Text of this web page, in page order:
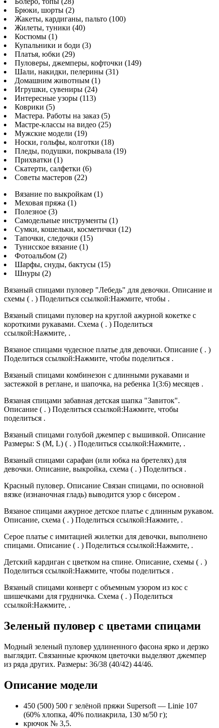
Брюки, шорты (2)
Жакеты, кардиганы, пальто (100)
Жилеты, туники (40)
Костюмы (1)
Купальники и боди (3)
Платья, юбки (29)
Пуловеры, джемперы, кофточки (149)
Шали, накидки, пелерины (31)
Домашним животным (1)
Игрушки, сувениры (24)
Интересные узоры (113)
Коврики (5)
Мастера. Работы на заказ (5)
Мастре-классы на видео (25)
Мужские модели (19)
Носки, гольфы, колготки (18)
Пледы, подушки, покрывала (19)
Прихватки (1)
Скатерти, салфетки (6)
Советы мастеров (22)
Вязание по выкройкам (1)
Меховая пряжа (1)
Полезное (3)
Самодельные инструменты (1)
Сумки, кошельки, косметички (12)
Тапочки, следочки (15)
Тунисское вязание (1)
Фотоальбом (2)
Шарфы, снуды, бактусы (15)
Шнуры (2)
Вязаный спицами пуловер "Лебедь" для девочки. Описание и
схемы ( . ) Поделиться ссылкой:Нажмите, чтобы .
Вязаный спицами пуловер на круглой ажурной кокетке с
короткими рукавами. Схема ( . ) Поделиться
ссылкой:Нажмите, .
Вязаное спицами чудесное платье для девочки. Описание ( . )
Поделиться ссылкой:Нажмите, чтобы поделиться .
Вязаный спицами комбинезон с длинными рукавами и
застежкой в реглане, и шапочка, на ребенка 1(3:6) месяцев .
Вязаная спицами забавная детская шапка "Завиток".
Описание ( . ) Поделиться ссылкой:Нажмите, чтобы
поделиться .
Вязаный спицами голубой джемпер с вышивкой. Описание
Размеры: S (M, L) ( . ) Поделиться ссылкой:Нажмите, .
Вязаный спицами сарафан (или юбка на бретелях) для
девочки. Описание, выкройка, схема ( . ) Поделиться .
Красный пуловер. Описание Связан спицами, по основной
вязке (изнаночная гладь) выводится узор с бисером .
Вязаное спицами ажурное детское платье с длинным рукавом.
Описание, схема ( . ) Поделиться ссылкой:Нажмите, .
Серое платье с имитацией жилетки для девочки, выполнено
спицами. Описание ( . ) Поделиться ссылкой:Нажмите, .
Детский кардиган с цветком на спине. Описание, схемы ( . )
Поделиться ссылкой:Нажмите, чтобы поделиться .
Вязаный спицами конверт с объемным узором из кос с
шишечками для грудничка. Схема ( . ) Поделиться
ссылкой:Нажмите, .
Зеленый пуловер с цветами спицами
Модный зеленый пуловер удлиненного фасона ярко и дерзко
выглядит. Связанные крючком цветочки выделяют джемпер
из ряда других. Размеры: 36/38 (40/42) 44/46.
Описание модели
450 (500) 500 г зелёной пряжи Supersoft — Linie 107
(60% хлопка, 40% полиакрила, 130 м/50 г);
крючок № 3,5.